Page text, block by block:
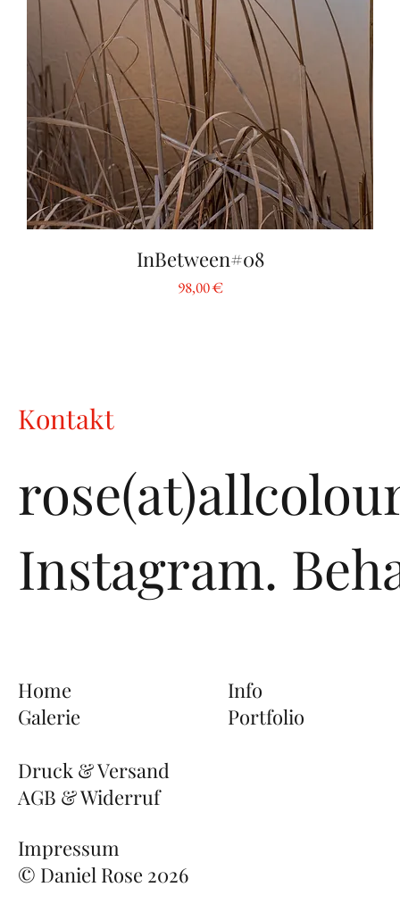
InBetween#08
Preis
98,00 €
Kontakt
Instagram.
Home
Galerie
Info
Portfolio
Druck & Versand
AGB & Widerruf
Impressum
© Daniel Rose 2026